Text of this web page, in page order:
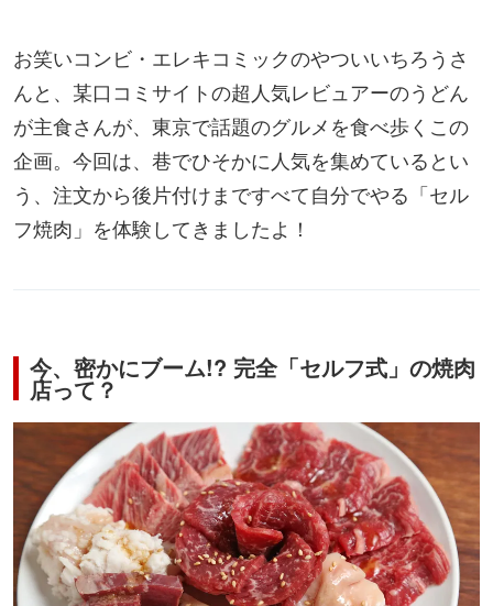
お笑いコンビ・エレキコミックのやついいちろうさ
んと、某口コミサイトの超人気レビュアーのうどん
が主食さんが、東京で話題のグルメを食べ歩くこの
企画。今回は、巷でひそかに人気を集めているとい
う、注文から後片付けまですべて自分でやる「セル
フ焼肉」を体験してきましたよ！
今、密かにブーム!? 完全「セルフ式」の焼肉
店って？